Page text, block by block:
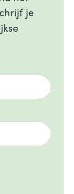
je